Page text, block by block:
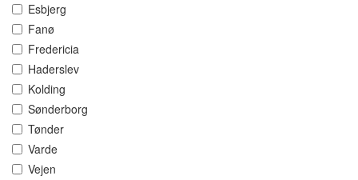
Esbjerg
Fanø
Fredericia
Haderslev
Kolding
Sønderborg
Tønder
Varde
Vejen